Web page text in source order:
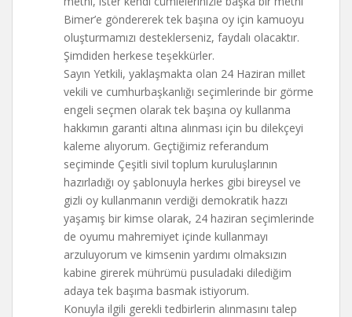
Bimer’e göndererek tek başına oy için kamuoyu
oluşturmamızı desteklerseniz, faydalı olacaktır.
Şimdiden herkese teşekkürler.
Sayın Yetkili, yaklaşmakta olan 24 Haziran millet
vekili ve cumhurbaşkanlığı seçimlerinde bir görme
engeli seçmen olarak tek başına oy kullanma
hakkımın garanti altına alınması için bu dilekçeyi
kaleme alıyorum. Geçtiğimiz referandum
seçiminde Çeşitli sivil toplum kuruluşlarının
hazırladığı oy şablonuyla herkes gibi bireysel ve
gizli oy kullanmanın verdiği demokratik hazzı
yaşamış bir kimse olarak, 24 haziran seçimlerinde
de oyumu mahremiyet içinde kullanmayı
arzuluyorum ve kimsenin yardımı olmaksızın
kabine girerek mührümü pusuladaki dilediğim
adaya tek başıma basmak istiyorum.
Konuyla ilgili gerekli tedbirlerin alınmasını talep